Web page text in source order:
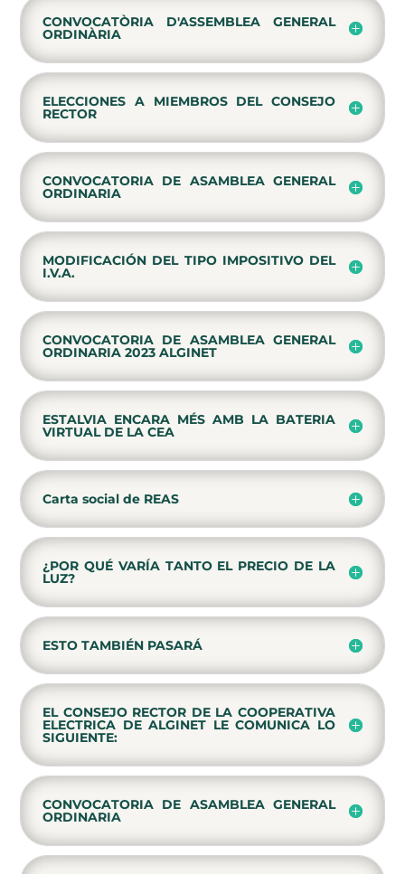
CONVOCATÒRIA D'ASSEMBLEA GENERAL
ORDINÀRIA
ELECCIONES A MIEMBROS DEL CONSEJO
RECTOR
CONVOCATORIA DE ASAMBLEA GENERAL
ORDINARIA
MODIFICACIÓN DEL TIPO IMPOSITIVO DEL
I.V.A.
CONVOCATORIA DE ASAMBLEA GENERAL
ORDINARIA 2023 ALGINET
ESTALVIA ENCARA MÉS AMB LA BATERIA
VIRTUAL DE LA CEA
Carta social de REAS
¿POR QUÉ VARÍA TANTO EL PRECIO DE LA
LUZ?
ESTO TAMBIÉN PASARÁ
EL CONSEJO RECTOR DE LA COOPERATIVA
ELECTRICA DE ALGINET LE COMUNICA LO
SIGUIENTE:
CONVOCATORIA DE ASAMBLEA GENERAL
ORDINARIA